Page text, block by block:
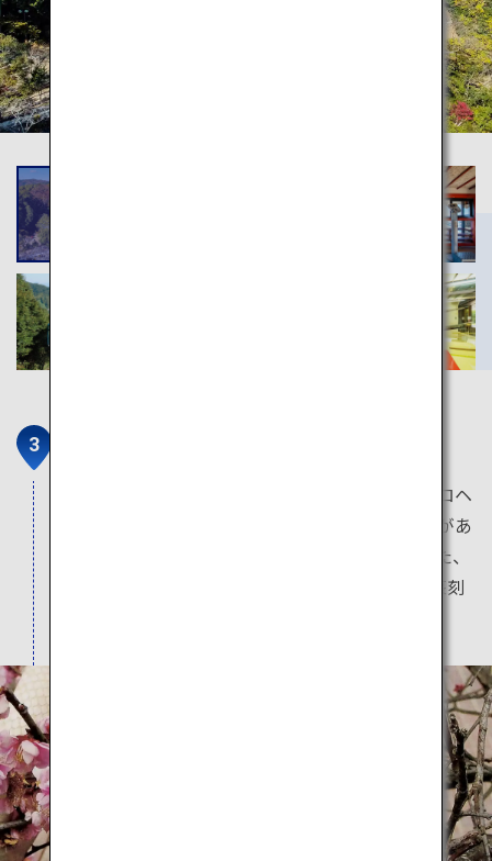
岩国市に集中して生息するシロヘビ。「岩国シロヘ
ビの館」ではルビーのような赤い目、白く光沢があ
る神秘的な姿を間近に見ることができます。また、
徒歩5分の「酒井酒造美術館・五橋文庫」では篆刻